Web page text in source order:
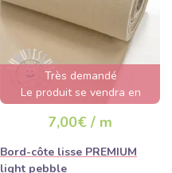
Très demandé
Le produit se vendra en
quelques heures
7,00€ / m
Bord-côte lisse PREMIUM
light pebble